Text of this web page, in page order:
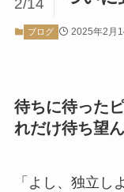
2/14
ブログ 2025年2月
待ちに待った
れだけ待ち望
「よし、独立し